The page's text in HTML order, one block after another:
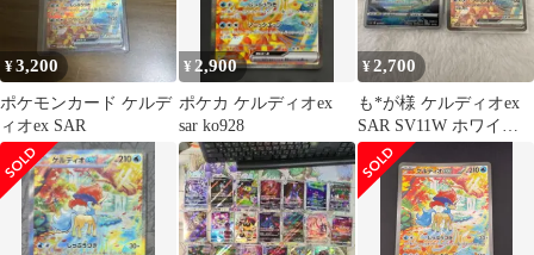
¥3,200
ポケモンカード ケルデ
ィオex SAR
¥2,900
ポケカ ケルディオex
sar ko928
¥2,700
も*が様 ケルディオex
SAR SV11W ホワイト
フレア 169/086&A